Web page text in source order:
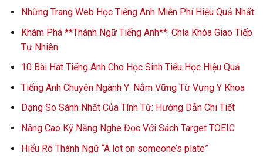
Những Trang Web Học Tiếng Anh Miễn Phí Hiệu Quả Nhất
Khám Phá **Thành Ngữ Tiếng Anh**: Chìa Khóa Giao Tiếp
Tự Nhiên
10 Bài Hát Tiếng Anh Cho Học Sinh Tiểu Học Hiệu Quả
Tiếng Anh Chuyên Ngành Y: Nắm Vững Từ Vựng Y Khoa
Dạng So Sánh Nhất Của Tính Từ: Hướng Dẫn Chi Tiết
Nâng Cao Kỹ Năng Nghe Đọc Với Sách Target TOEIC
Hiểu Rõ Thành Ngữ “A lot on someone’s plate”